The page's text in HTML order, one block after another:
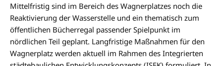
Mittelfristig sind im Bereich des Wagnerplatzes noch die
Reaktivierung der Wasserstelle und ein thematisch zum
öffentlichen Bücherregal passender Spielpunkt im
nördlichen Teil geplant. Langfristige Maßnahmen für den
Wagnerplatz werden aktuell im Rahmen des Integrierten